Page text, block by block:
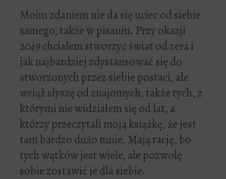
Moim zdaniem nie da się uciec od siebie
samego, także w pisaniu. Przy okazji
2049chciałem stworzyć świat od zera i
jak najbardziej zdystansować się do
stworzonych przez siebie postaci, ale
wciąż słyszę od znajomych, także tych, z
którymi nie widziałem się od lat, a
którzy przeczytali moją książkę, że jest
tam bardzo dużo mnie. Mają rację, bo
tych wątków jest wiele, ale pozwolę
sobie zostawić je dla siebie.